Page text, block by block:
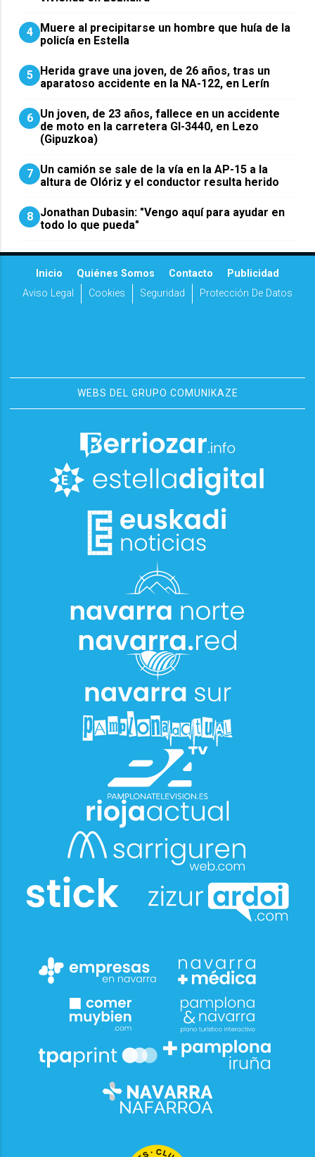
4 Muere al precipitarse un hombre que huía de la
policía en Estella
5 Herida grave una joven, de 26 años, tras un
aparatoso accidente en la NA-122, en Lerín
6 Un joven, de 23 años, fallece en un accidente
de moto en la carretera GI-3440, en Lezo
(Gipuzkoa)
7 Un camión se sale de la vía en la AP-15 a la
altura de Olóriz y el conductor resulta herido
8 Jonathan Dubasin: "Vengo aquí para ayudar en
todo lo que pueda"
Inicio Quiénes Somos Contacto
Publicidad
Aviso Legal
Cookies Seguridad Protección De Datos
WEBS DEL GRUPO COMUNIKAZE